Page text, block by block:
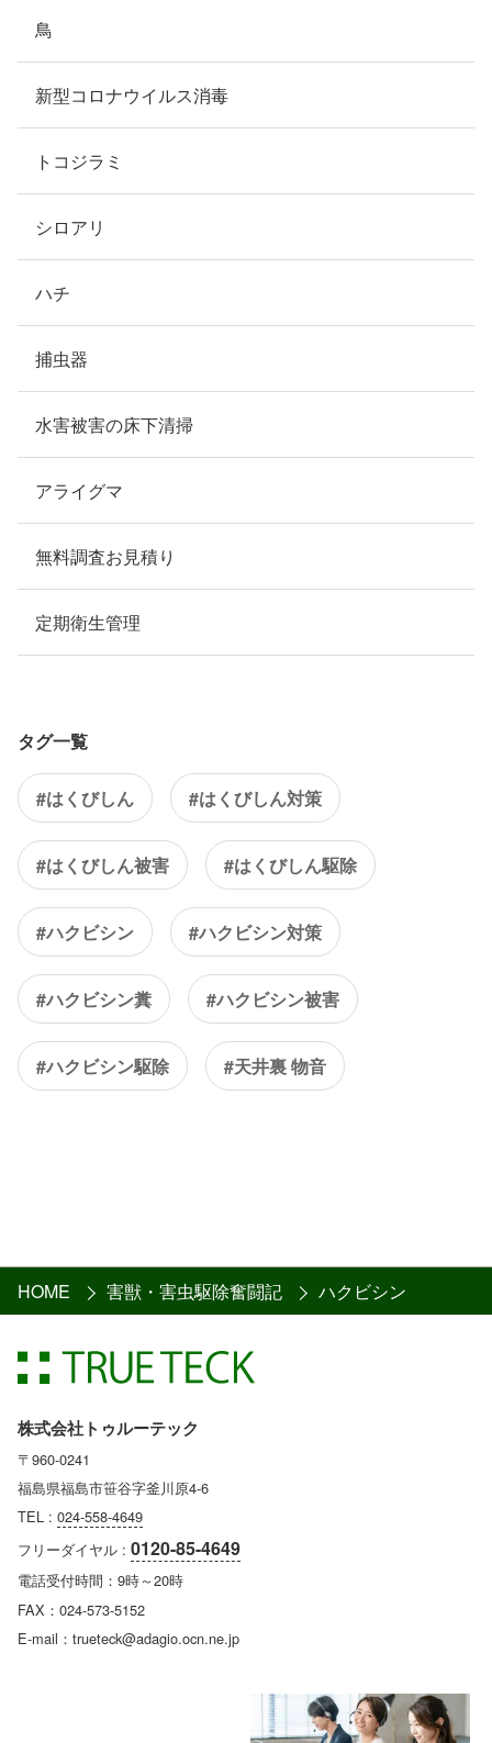
鳥
新型コロナウイルス消毒
トコジラミ
シロアリ
ハチ
捕虫器
水害被害の床下清掃
アライグマ
無料調査お見積り
定期衛生管理
タグ一覧
#はくびしん #はくびしん対策
#はくびしん被害 #はくびしん駆除
#ハクビシン #ハクビシン対策
#ハクビシン糞 #ハクビシン被害
#ハクビシン駆除 #天井裏 物音
HOME 害獣・害虫駆除奮闘記 ハクビシン
株式会社トゥルーテック
〒960-0241
福島県福島市笹谷字釜川原4-6
TEL : 024-558-4649
フリーダイヤル : 0120-85-4649
電話受付時間：9時～20時
FAX：024-573-5152
E-mail：trueteck@adagio.ocn.ne.jp